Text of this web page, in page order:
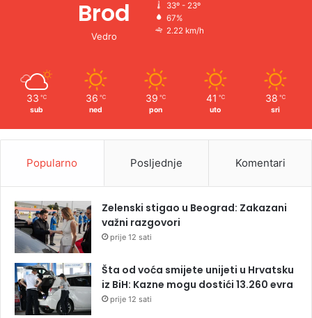
Brod
Vedro
33º - 23º
67%
2.22 km/h
33 ℃
sub
36 ℃
ned
39 ℃
pon
41 ℃
uto
38 ℃
sri
Popularno Posljednje Komentari
Zelenski stigao u Beograd: Zakazani
važni razgovori
prije 12 sati
Šta od voća smijete unijeti u Hrvatsku
iz BiH: Kazne mogu dostići 13.260 evra
prije 12 sati